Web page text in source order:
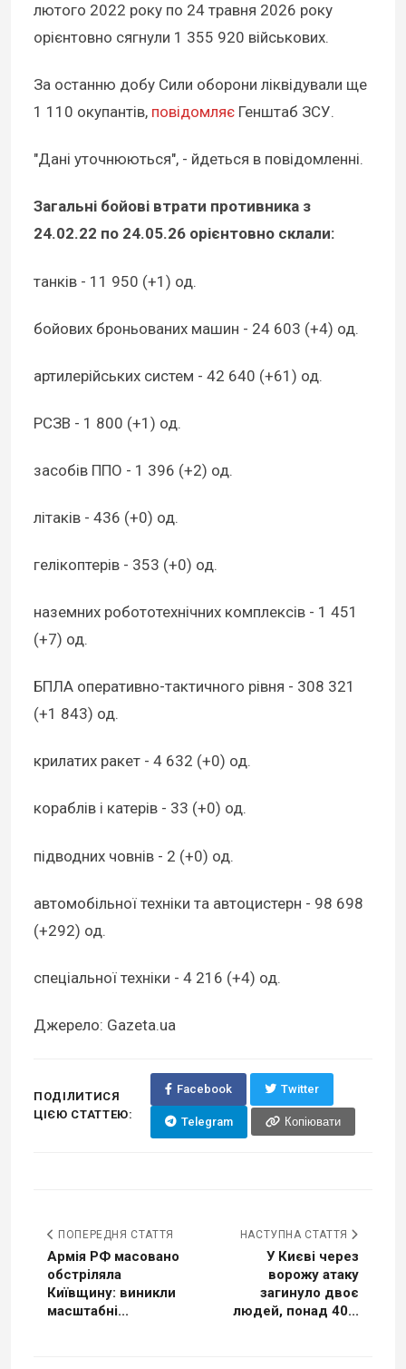
лютого 2022 року по 24 травня 2026 року
орієнтовно сягнули 1 355 920 військових.
За останню добу Сили оборони ліквідували ще
1 110 окупантів, повідомляє Генштаб ЗСУ.
"Дані уточнюються", - йдеться в повідомленні.
Загальні бойові втрати противника з
24.02.22 по 24.05.26 орієнтовно склали:
танків - 11 950 (+1) од.
бойових броньованих машин - 24 603 (+4) од.
артилерійських систем - 42 640 (+61) од.
РСЗВ - 1 800 (+1) од.
засобів ППО - 1 396 (+2) од.
літаків - 436 (+0) од.
гелікоптерів - 353 (+0) од.
наземних робототехнічних комплексів - 1 451
(+7) од.
БПЛА оперативно-тактичного рівня - 308 321
(+1 843) од.
крилатих ракет - 4 632 (+0) од.
кораблів і катерів - 33 (+0) од.
підводних човнів - 2 (+0) од.
автомобільної техніки та автоцистерн - 98 698
(+292) од.
спеціальної техніки - 4 216 (+4) од.
Джерело: Gazeta.ua
ПОДІЛИТИСЯ
ЦІЄЮ СТАТТЕЮ:
Facebook Twitter
Telegram Копіювати
ПОПЕРЕДНЯ СТАТТЯ
Армія РФ масовано
обстріляла
Київщину: виникли
масштабні...
НАСТУПНА СТАТТЯ
У Києві через
ворожу атаку
загинуло двоє
людей, понад 40...